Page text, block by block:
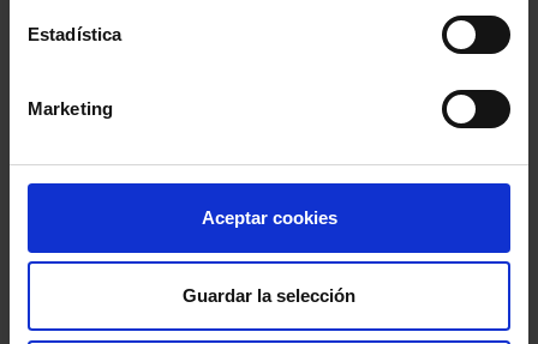
Estadística
Marketing
Aceptar cookies
Guardar la selección